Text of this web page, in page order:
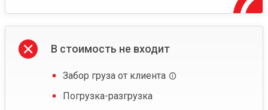
В стоимость не входит
Забор груза от клиента
Погрузка-разгрузка